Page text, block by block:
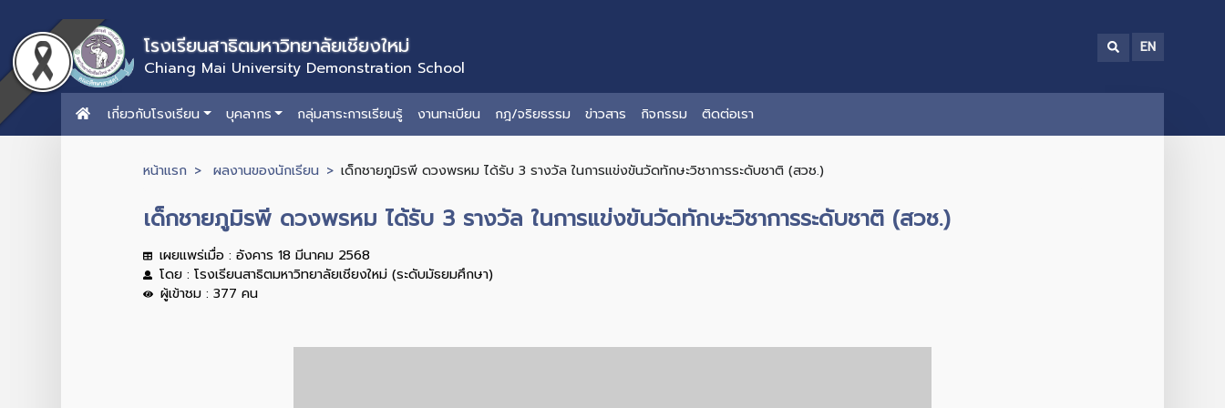
โรงเรียนสาธิตมหาวิทยาลัยเชียงใหม่
Chiang Mai University Demonstration School
EN
เกี่ยวกับโรงเรียน บุคลากร กลุ่มสาระการเรียนรู้ งานทะเบียน กฎ/จริยธรรม ข่าวสาร กิจกรรม ติดต่อเรา
หน้าแรก ผลงานของนักเรียน เด็กชายภูมิรพี ดวงพรหม ได้รับ 3 รางวัล ในการแข่งขันวัดทักษะวิชาการระดับชาติ (สวช.)
เด็กชายภูมิรพี ดวงพรหม ได้รับ 3 รางวัล ในการแข่งขันวัดทักษะวิชาการระดับชาติ (สวช.)
เผยแพร่เมื่อ : อังคาร 18 มีนาคม 2568
โดย : โรงเรียนสาธิตมหาวิทยาลัยเชียงใหม่ (ระดับมัธยมศึกษา)
ผู้เข้าชม : 377 คน